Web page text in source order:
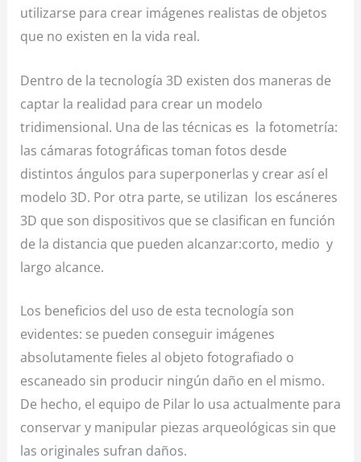
utilizarse para crear imágenes realistas de objetos
que no existen en la vida real.
Dentro de la tecnología 3D existen dos maneras de
captar la realidad para crear un modelo
tridimensional. Una de las técnicas es la fotometría:
las cámaras fotográficas toman fotos desde
distintos ángulos para superponerlas y crear así el
modelo 3D. Por otra parte, se utilizan los escáneres
3D que son dispositivos que se clasifican en función
de la distancia que pueden alcanzar:corto, medio y
largo alcance.
Los beneficios del uso de esta tecnología son
evidentes: se pueden conseguir imágenes
absolutamente fieles al objeto fotografiado o
escaneado sin producir ningún daño en el mismo.
De hecho, el equipo de Pilar lo usa actualmente para
conservar y manipular piezas arqueológicas sin que
las originales sufran daños.